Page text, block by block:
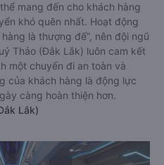
mang đến cho khách hàng
khó quên nhất. Hoạt động
là thượng đế”, nên đội ngũ
Thảo (Đắk Lắk) luôn cam kết
một chuyến đi an toàn và
của khách hàng là động lực
càng hoàn thiện hơn.
Lắk)